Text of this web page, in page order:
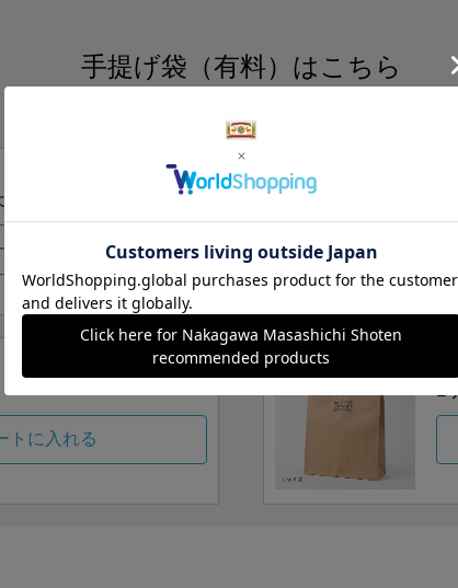
手提げ袋（有料）はこちら
S・M・Lの3つサイズをご用意しております。
当店にお任せ
トに入れる
S
トに入れる
L